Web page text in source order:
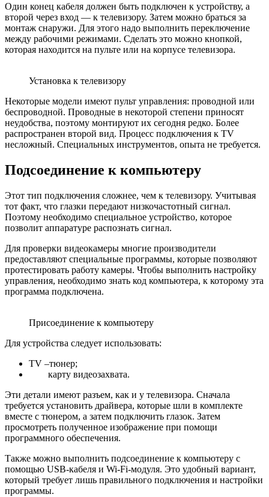
Один конец кабеля должен быть подключен к устройству, а
второй через вход — к телевизору. Затем можно браться за
монтаж снаружи. Для этого надо выполнить переключение
между рабочими режимами. Сделать это можно кнопкой,
которая находится на пульте или на корпусе телевизора.
Установка к телевизору
Некоторые модели имеют пульт управления: проводной или
беспроводной. Проводные в некоторой степени приносят
неудобства, поэтому монтируют их сегодня редко. Более
распространен второй вид. Процесс подключения к ТV
несложный. Специальных инструментов, опыта не требуется.
Подсоединение к компьютеру
Этот тип подключения сложнее, чем к телевизору. Учитывая
тот факт, что глазки передают низкочастотный сигнал.
Поэтому необходимо специальное устройство, которое
позволит аппаратуре распознать сигнал.
Для проверки видеокамеры многие производители
предоставляют специальные программы, которые позволяют
протестировать работу камеры. Чтобы выполнить настройку
управления, необходимо знать код компьютера, к которому эта
программа подключена.
Присоединение к компьютеру
Для устройства следует использовать:
TV –тюнер;
карту видеозахвата.
Эти детали имеют разъем, как и у телевизора. Сначала
требуется установить драйвера, которые шли в комплекте
вместе с тюнером, а затем подключить глазок. Затем
просмотреть полученное изображение при помощи
программного обеспечения.
Также можно выполнить подсоединение к компьютеру с
помощью USB-кабеля и Wi-Fi-модуля. Это удобный вариант,
который требует лишь правильного подключения и настройки
программы.